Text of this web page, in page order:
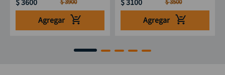
Agregar Agregar